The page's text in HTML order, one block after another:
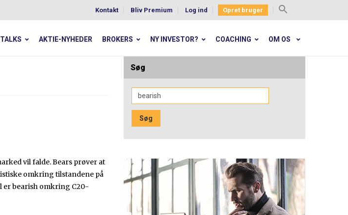
Kontakt Bliv Premium Log ind Opret bruger
TALKS AKTIE-NYHEDER BROKERS NY INVESTOR? COACHING OM OS
vil falde. Bears prøver at
omkring tilstandene på
er bearish omkring C20-
Søg